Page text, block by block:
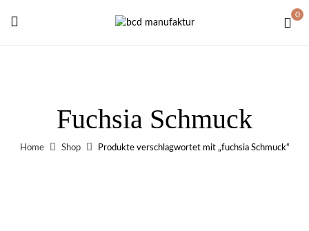
0
Fuchsia Schmuck
Home Shop Produkte verschlagwortet mit „fuchsia Schmuck“